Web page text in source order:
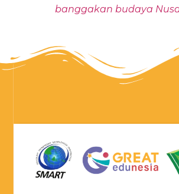
banggakan budaya